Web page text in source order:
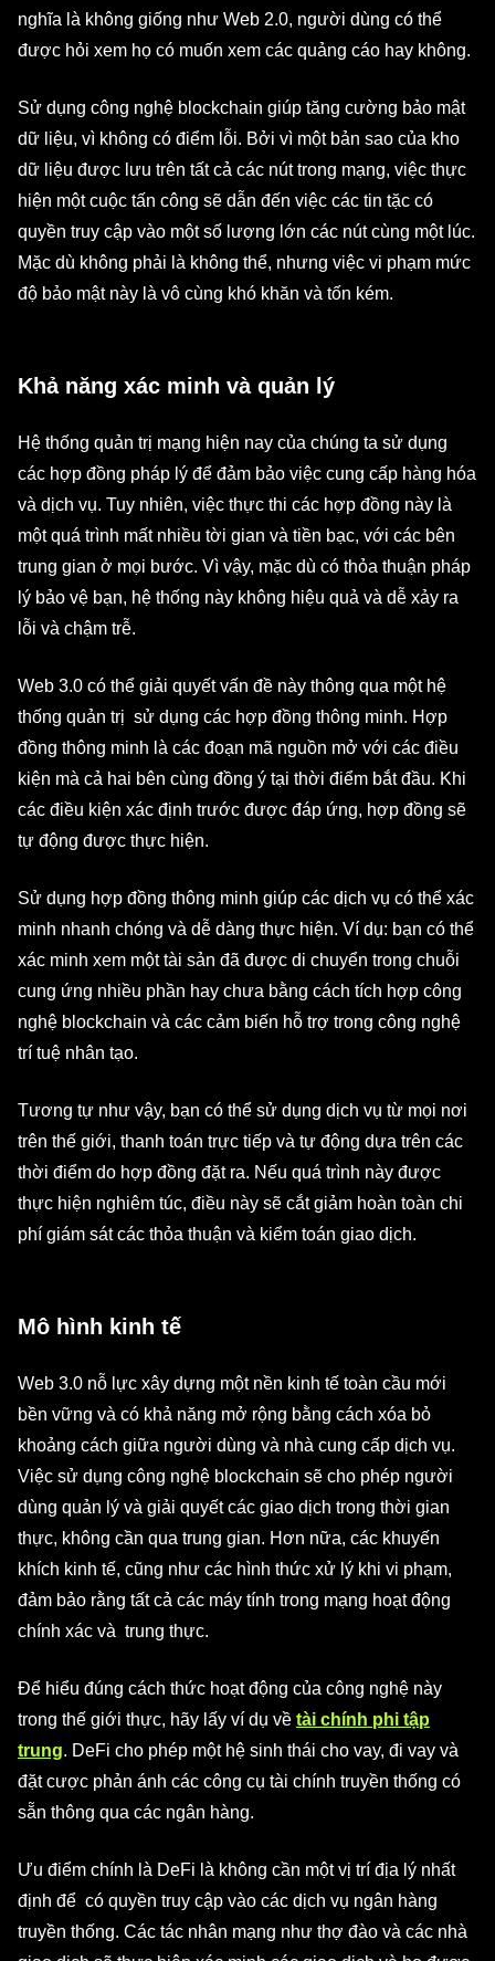
nghĩa là không giống như Web 2.0, người dùng có thể
được hỏi xem họ có muốn xem các quảng cáo hay không.
Sử dụng công nghệ blockchain giúp tăng cường bảo mật
dữ liệu, vì không có điểm lỗi. Bởi vì một bản sao của kho
dữ liệu được lưu trên tất cả các nút trong mạng, việc thực
hiện một cuộc tấn công sẽ dẫn đến việc các tin tặc có
quyền truy cập vào một số lượng lớn các nút cùng một lúc.
Mặc dù không phải là không thể, nhưng việc vi phạm mức
độ bảo mật này là vô cùng khó khăn và tốn kém.
Khả năng xác minh và quản lý
Hệ thống quản trị mạng hiện nay của chúng ta sử dụng
các hợp đồng pháp lý để đảm bảo việc cung cấp hàng hóa
và dịch vụ. Tuy nhiên, việc thực thi các hợp đồng này là
một quá trình mất nhiều tời gian và tiền bạc, với các bên
trung gian ở mọi bước. Vì vậy, mặc dù có thỏa thuận pháp
lý bảo vệ bạn, hệ thống này không hiệu quả và dễ xảy ra
lỗi và chậm trễ.
Web 3.0 có thể giải quyết vấn đề này thông qua một hệ
thống quản trị sử dụng các hợp đồng thông minh. Hợp
đồng thông minh là các đoạn mã nguồn mở với các điều
kiện mà cả hai bên cùng đồng ý tại thời điểm bắt đầu. Khi
các điều kiện xác định trước được đáp ứng, hợp đồng sẽ
tự động được thực hiện.
Sử dụng hợp đồng thông minh giúp các dịch vụ có thể xác
minh nhanh chóng và dễ dàng thực hiện. Ví dụ: bạn có thể
xác minh xem một tài sản đã được di chuyển trong chuỗi
cung ứng nhiều phần hay chưa bằng cách tích hợp công
nghệ blockchain và các cảm biến hỗ trợ trong công nghệ
trí tuệ nhân tạo.
Tương tự như vậy, bạn có thể sử dụng dịch vụ từ mọi nơi
trên thế giới, thanh toán trực tiếp và tự động dựa trên các
thời điểm do hợp đồng đặt ra. Nếu quá trình này được
thực hiện nghiêm túc, điều này sẽ cắt giảm hoàn toàn chi
phí giám sát các thỏa thuận và kiểm toán giao dịch.
Mô hình kinh tế
Web 3.0 nỗ lực xây dựng một nền kinh tế toàn cầu mới
bền vững và có khả năng mở rộng bằng cách xóa bỏ
khoảng cách giữa người dùng và nhà cung cấp dịch vụ.
Việc sử dụng công nghệ blockchain sẽ cho phép người
dùng quản lý và giải quyết các giao dịch trong thời gian
thực, không cần qua trung gian. Hơn nữa, các khuyến
khích kinh tế, cũng như các hình thức xử lý khi vi phạm,
đảm bảo rằng tất cả các máy tính trong mạng hoạt động
chính xác và trung thực.
Để hiểu đúng cách thức hoạt động của công nghệ này
trong thế giới thực, hãy lấy ví dụ về tài chính phi tập
trung. DeFi cho phép một hệ sinh thái cho vay, đi vay và
đặt cược phản ánh các công cụ tài chính truyền thống có
sẵn thông qua các ngân hàng.
Ưu điểm chính là DeFi là không cần một vị trí địa lý nhất
định để có quyền truy cập vào các dịch vụ ngân hàng
truyền thống. Các tác nhân mạng như thợ đào và các nhà